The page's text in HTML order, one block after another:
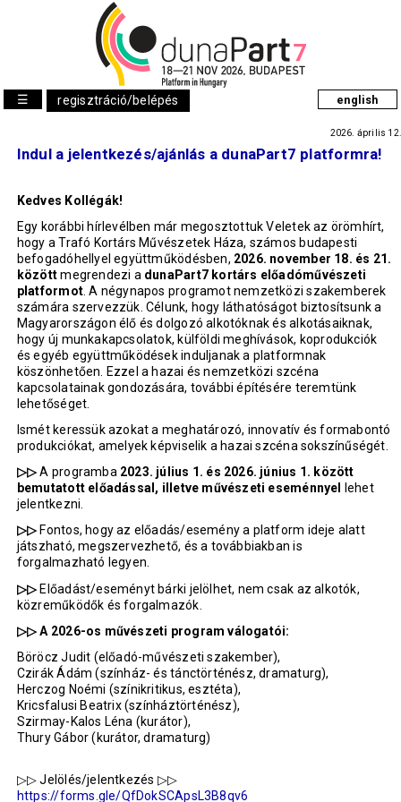
☰ regisztráció/belépés english
2026. április
Indul a jelentkezés/ajánlás a dunaPart7 platformra!
Kedves Kollégák!
Egy korábbi hírlevélben már megosztottuk Veletek az örömhírt,
hogy a Trafó Kortárs Művészetek Háza, számos budapesti
befogadóhellyel együttműködésben, 2026. november 18. és 21.
közöttmegrendezi a dunaPart7 kortárs előadóművészeti
platformot. A négynapos programot nemzetközi szakemberek
számára szervezzük. Célunk, hogy láthatóságot biztosítsunk a
Magyarországon élő és dolgozó alkotóknak és alkotásaiknak,
hogy új munkakapcsolatok, külföldi meghívások, koprodukciók
és egyéb együttműködések induljanak a platformnak
köszönhetően. Ezzel a hazai és nemzetközi szcéna
kapcsolatainak gondozására, további építésére teremtünk
lehetőséget.
Ismét keressük azokat a meghatározó, innovatív és formabontó
produkciókat, amelyek képviselik a hazai szcéna sokszínűségét.
▷▷A programba 2023. július 1. és 2026. június 1. között
bemutatott előadással, illetve művészeti eseménnyel
lehet
jelentkezni.
▷▷ Fontos, hogy az előadás/esemény a platform ideje alatt
játszható, megszervezhető, és a továbbiakban is
forgalmazható legyen.
▷▷Előadást/eseményt bárki jelölhet, nem csak az alkotók,
közreműködők és forgalmazók.
▷▷ A 2026-os művészeti program válogatói:
Böröcz Judit (előadó-művészeti szakember),
Czirák Ádám (színház- és tánctörténész, dramaturg),
Herczog Noémi (színikritikus, esztéta),
Kricsfalusi Beatrix (színháztörténész),
Szirmay-Kalos Léna (kurátor),
Thury Gábor (kurátor, dramaturg)
▷▷ Jelölés/jelentkezés ▷▷
https://forms.gle/QfDokSCApsL3B8qv6